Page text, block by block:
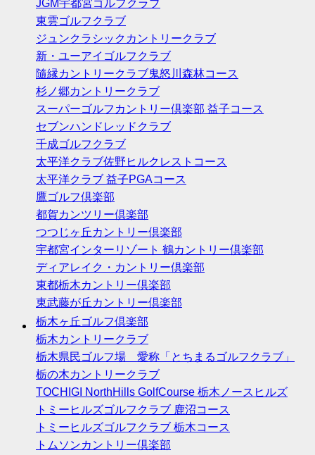
JGM宇都宮ゴルフクラブ
東雲ゴルフクラブ
ジュンクラシックカントリークラブ
新・ユーアイゴルフクラブ
隨縁カントリークラブ鬼怒川森林コース
杉ノ郷カントリークラブ
スーパーゴルフカントリー倶楽部 益子コース
セブンハンドレッドクラブ
千成ゴルフクラブ
太平洋クラブ佐野ヒルクレストコース
太平洋クラブ 益子PGAコース
鷹ゴルフ倶楽部
都賀カンツリー倶楽部
つつじヶ丘カントリー倶楽部
宇都宮インターリゾート 鶴カントリー倶楽部
ディアレイク・カントリー倶楽部
東都栃木カントリー倶楽部
東武藤が丘カントリー倶楽部
栃木ヶ丘ゴルフ倶楽部
栃木カントリークラブ
栃木県民ゴルフ場 愛称「とちまるゴルフクラブ」
栃の木カントリークラブ
TOCHIGI NorthHills GolfCourse 栃木ノースヒルズ
トミーヒルズゴルフクラブ 鹿沼コース
トミーヒルズゴルフクラブ 栃木コース
トムソンカントリー倶楽部